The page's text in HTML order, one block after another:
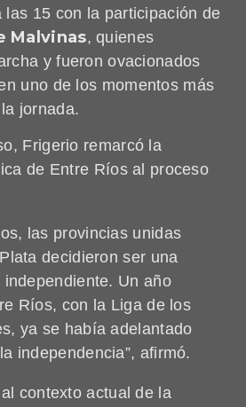
las 15 con la participación de
Malvinas, quienes
y fueron ovacionados
uno de los momentos más
jornada.
Frigerio remarcó la
de Entre Ríos al proceso
las provincias unidas
decidieron ser una
Un año
Ríos, con la Liga de los
ya se había adelantado
independencia”, afirmó.
contexto actual de la